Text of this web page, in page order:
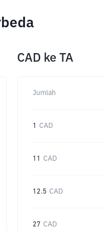
CAD ke TA
Jumlah
1 CAD
11 CAD
12.5 CAD
27 CAD